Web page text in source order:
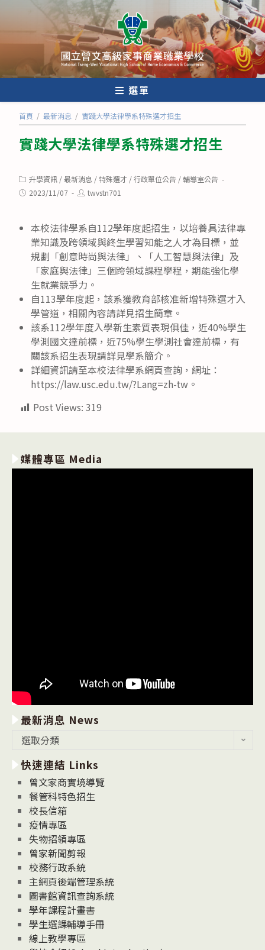
內
選單
首頁 / 最新消息 / 實踐大學法律學系特殊選才招生
實踐大學法律學系特殊選才招生
Post
category:
升學資訊 /最新消息 / 特殊選才 /行政單位公告 /輔導室公告
Post2023/11/07
Posttwvstn701
本校法律學系自112學年度起招生，以培養具法律專
業知識及跨領域與終生學習知能之人才為目標，並
規劃「創意時尚與法律」、「人工智慧與法律」及
「家庭與法律」三個跨領域課程學程，期能強化學
生就業競爭力。
自113學年度起，該系獲教育部核准新增特殊選才入
學管道，相關內容請詳見招生簡章。
該系112學年度入學新生素質表現俱佳，近40%學生
學測國文達前標，近75%學生學測社會達前標，有
關該系招生表現請詳見學系簡介。
詳細資訊請至本校法律學系網頁查詢，網址：
https://law.usc.edu.tw/?Lang=zh-tw。
Post Views: 319
媒體專區 Media
最新消息 News
消
息
News
選取分類
快速連結 Links
曾文家商實境導覽
餐管科特色招生
校長信箱
疫情專區
失物招領專區
曾家新聞剪報
校務行政系統
主網頁後端管理系統
圖書館資訊查詢系統
學年課程計畫書
學生選課輔導手冊
線上教學專區